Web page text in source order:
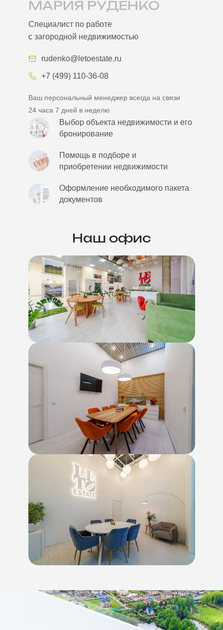
МАРИЯ РУДЕНКО
Специалист по работе
с загородной недвижимостью
rudenko@letoestate.ru
+7 (499) 110-36-08
Ваш персональный менеджер всегда на связи
24 часа 7 дней в неделю
Выбор объекта недвижимости и его
бронирование
Помощь в подборе и
приобретении недвижимости
Оформление необходимого пакета
документов
Наш офис